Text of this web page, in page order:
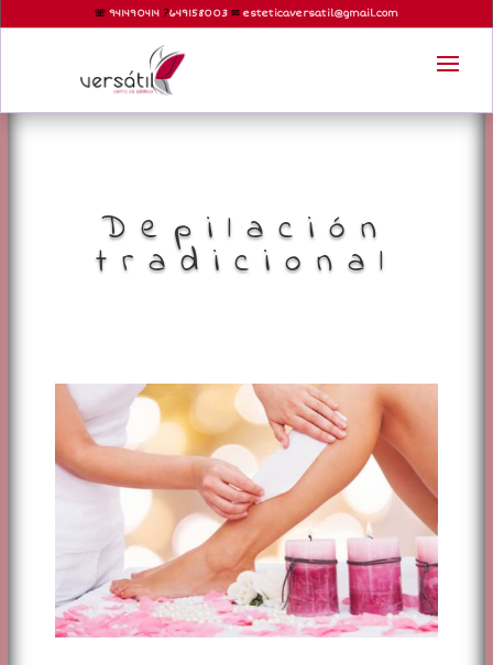
☏ 941490414 ?649158003 ✉esteticaversatil@gmail.com
Depilación
tradicional